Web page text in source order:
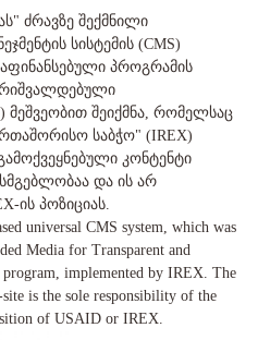
ძრავზე შექმნილი
სისტემის (CMS)
პროგრამის
შეიქმნა, რომელსაც
საბჭო" (IREX)
კონტენტი
და ის არ
ის პოზიციას.
universal CMS system, which was
Media for Transparent and
implemented by IREX. The
is the sole responsibility of the
of USAID or IREX.